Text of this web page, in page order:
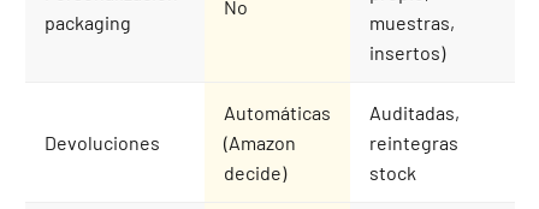
packaging
No
muestras,
insertos)
Devoluciones
Automáticas
(Amazon
decide)
Auditadas,
reintegras
stock